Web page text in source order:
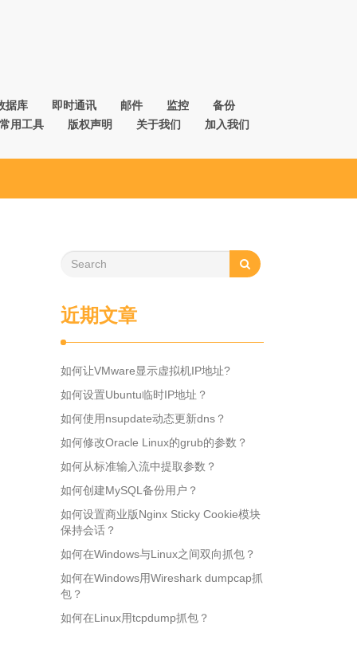
据库 即时通讯 邮件 监控
备份
常用工具
版权声明 关于我们 加入我们
近期文章
如何让VMware显示虚拟机IP地址?
如何设置Ubuntu临时IP地址？
如何使用nsupdate动态更新dns？
如何修改Oracle Linux的grub的参数？
如何从标准输入流中提取参数？
如何创建MySQL备份用户？
如何设置商业版Nginx Sticky Cookie模块
保持会话？
如何在Windows与Linux之间双向抓包？
如何在Windows用Wireshark dumpcap抓
包？
如何在Linux用tcpdump抓包？